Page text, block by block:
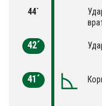
44´
42´
41´